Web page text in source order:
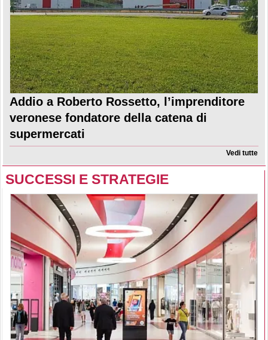
Addio a Roberto Rossetto, l’imprenditore
veronese fondatore della catena di
supermercati
Vedi tutte
SUCCESSI E STRATEGIE